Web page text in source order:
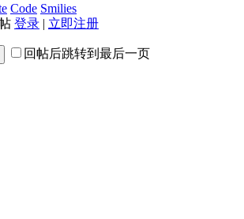
Code Smilies
登录 | 立即注册
回帖后跳转到最后一页